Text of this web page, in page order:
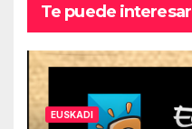
Te puede interesar
EUSKADI